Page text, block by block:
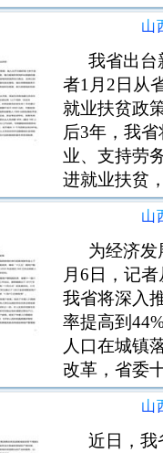
制。打通传
信息直接抓
诊的传染病
山
我省出台
者1月2日从
就业扶贫政
后3年，我
业、支持劳
进就业扶贫
贫致富。在
贫车间、社
间），吸纳
山
为经济发
月6日，记
我省将深入
率提高到
人口在城镇
改革，省委
明确提出了
展目标。规
单位出具的
山
近日，我